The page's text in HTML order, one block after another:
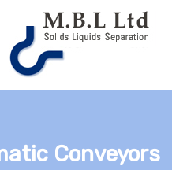
Conveyors